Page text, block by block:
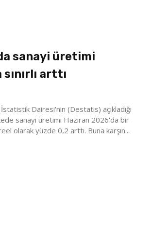
sanayi üretimi
arttı
Dairesi'nin (Destatis) açıkladığı
sanayi üretimi Haziran 2026'da bir
olarak yüzde 0,2 arttı. Buna karşın...